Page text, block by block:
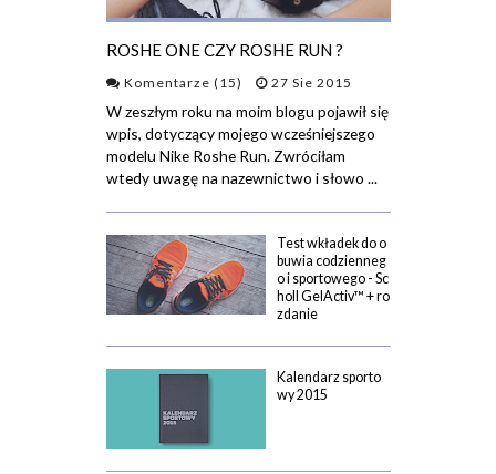
ROSHE ONE CZY ROSHE RUN ?
Komentarze (15) 27 Sie 2015
W zeszłym roku na moim blogu pojawił się
wpis, dotyczący mojego wcześniejszego
modelu Nike Roshe Run. Zwróciłam
wtedy uwagę na nazewnictwo i słowo ...
Test wkładek do o
buwia codzienneg
o i sportowego - Sc
holl GelActiv™ + ro
zdanie
Kalendarz sporto
wy 2015